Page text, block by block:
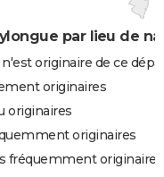
par lieu de
originaire de ce
originaires
originaires
originaires
fréquemment originaires